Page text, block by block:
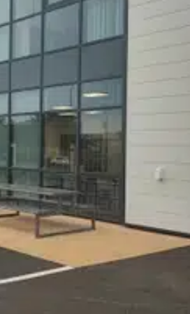
et sanitaires
Dépôt de garantie 22 000 €. DPE en